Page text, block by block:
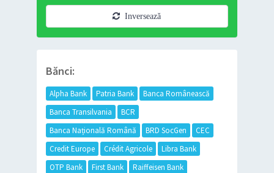
Inversează
Bănci:
Alpha Bank Patria Bank
Banca Românească
Banca Transilvania
BCR
Banca Națională Română
BRD SocGen
CEC
Credit Europe
Crédit Agricole
Libra Bank
OTP Bank
First Bank
Raiffeisen Bank